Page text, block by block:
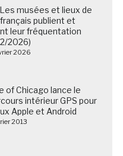
musées et lieux de
publient et
leur fréquentation
2026)
2026
of Chicago lance le
intérieur GPS pour
Apple et Android
2013